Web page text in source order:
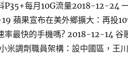
P35+每月10G流量2018-12-24
蘋果宣布在美外鄉擴大：再投
率最快的手機嗎? 2018-12-14
米調劑職員架構：設中國區，王